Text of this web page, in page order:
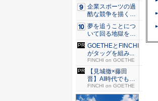
企業スポーツの過
酷な競争を描く『J
JM ...
夢を追うことにつ
いて回る地獄を描
く『二階...
GOETHEとFINCHI
がタッグを組み...
FINCHI on GOETHE
【見城徹×藤田
晋】AI時代でも変
わらない...
FINCHI on GOETHE